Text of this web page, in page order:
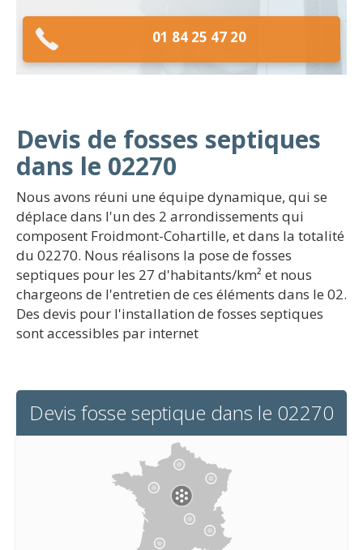
01 84 25 47 20
Devis de fosses septiques
dans le 02270
Nous avons réuni une équipe dynamique, qui se
déplace dans l'un des 2 arrondissements qui
composent Froidmont-Cohartille, et dans la totalité
du 02270. Nous réalisons la pose de fosses
septiques pour les 27 d'habitants/km² et nous
chargeons de l'entretien de ces éléments dans le 02.
Des devis pour l'installation de fosses septiques
sont accessibles par internet
Devis fosse septique dans le 02270